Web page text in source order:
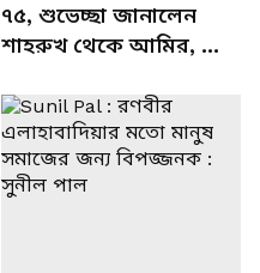
৭৫, শুভেচ্ছা জানালেন
শাহরুখ থেকে আমির, কী